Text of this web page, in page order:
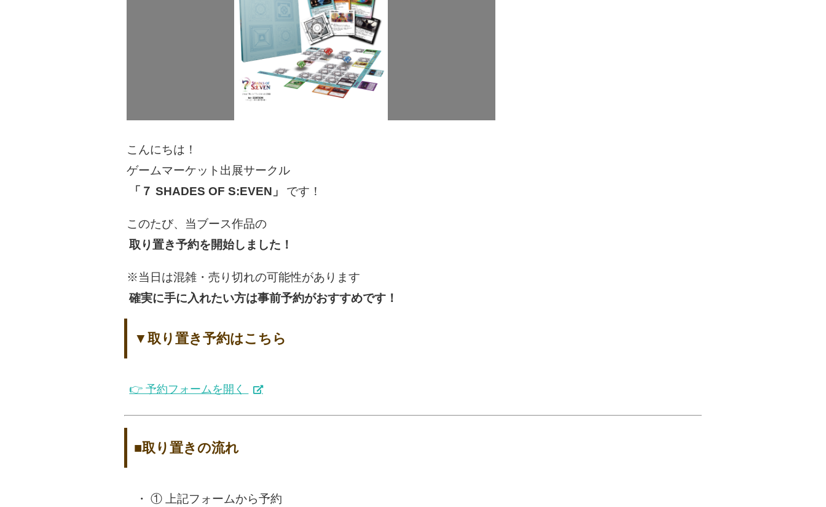
こんにちは！
ゲームマーケット出展サークル
「７ SHADES OF S:EVEN」
です！
このたび、当ブース作品の
取り置き予約を開始しました！
※当日は混雑・売り切れの可能性があります
確実に手に入れたい方は事前予約がおすすめです！
▼取り置き予約はこちら
👉 予約フォームを開く
■取り置きの流れ
① 上記フォームから予約